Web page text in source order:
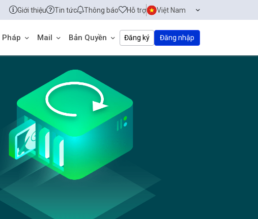
Giới thiệu Tin tức Thông báo Hỗ trợ Việt Nam
Pháp Mail Bản Quyền Đăng ký Đăng nhập